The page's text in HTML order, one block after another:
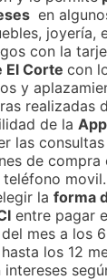
en
joyería,
con la
El Corte con
y
realizadas
de la
las
de compra
teléfono movil.
la forma
entre pagar
mes a los
los 12
intereses